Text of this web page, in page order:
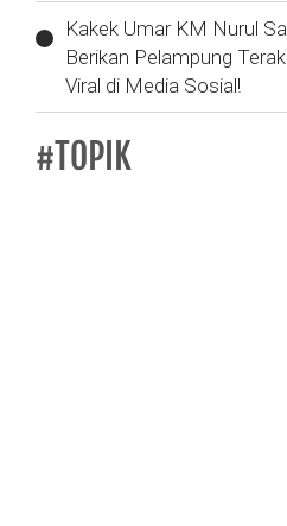
Kakek Umar KM Nurul
Berikan Pelampung
Viral di Media Sosial!
#TOPIK